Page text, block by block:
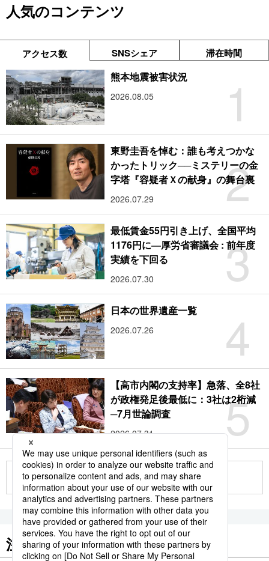
人気のコンテンツ
アクセス数 SNSシェア 滞在時間
1
熊本地震被害状況
2026.08.05
2
東野圭吾を悼む：誰も考えつかな
かったトリック──ミステリーの金
字塔『容疑者Ｘの献身』の舞台裏
2026.07.29
3
最低賃金55円引き上げ、全国平均
1176円に―厚労省審議会 : 前年度
実績を下回る
2026.07.30
4
日本の世界遺産一覧
2026.07.26
5
【高市内閣の支持率】急落、全8社
が政権発足後最低に：3社は2桁減
─7月世論調査
2026.07.31
もっと見る
注目のキーワード